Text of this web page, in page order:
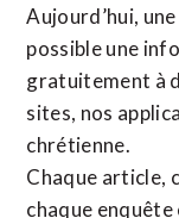
Aujourd’hui,
possible une
gratuitement à
sites, nos
chrétienne.
Chaque article,
chaque